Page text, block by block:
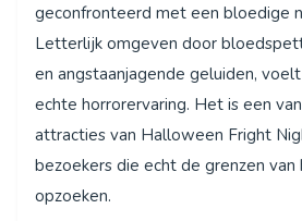
geconfronteerd met een bloedige
Letterlijk omgeven door
en angstaanjagende geluiden,
echte horrorervaring. Het is een
attracties van Halloween Fright
bezoekers die echt de grenzen van
opzoeken.